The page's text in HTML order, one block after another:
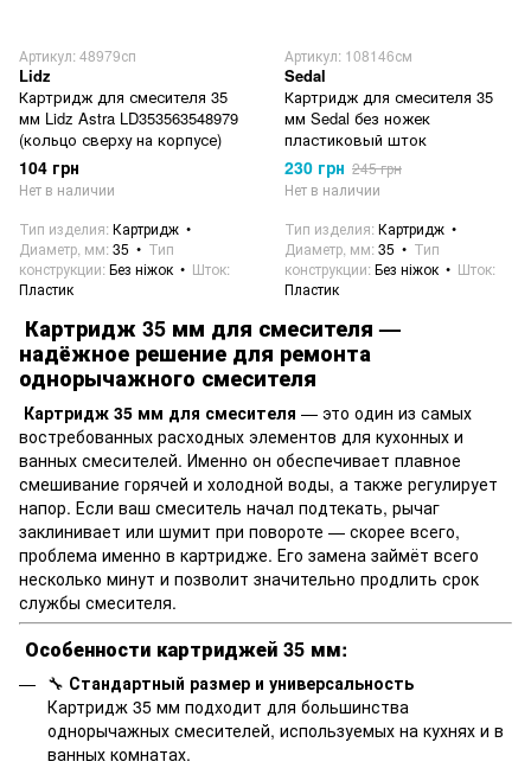
Артикул: 48979сп
Lidz
Картридж для смесителя 35
мм Lidz Astra LD353563548979
(кольцо сверху на корпусе)
104 грн
Нет в наличии
Тип изделия Картридж
Диаметр, мм 35
Тип
конструкции Без ніжок
Шток
Пластик
Артикул: 108146см
Sedal
Картридж для смесителя 35
мм Sedal без ножек
пластиковый шток
230 грн 245 грн
Нет в наличии
Тип изделия Картридж
Диаметр, мм 35
Тип
конструкции Без ніжок
Шток
Пластик
Картридж 35 мм для смесителя —
надёжное решение для ремонта
однорычажного смесителя
Картридж 35 мм для смесителя — это один из самых
востребованных расходных элементов для кухонных и
ванных смесителей. Именно он обеспечивает плавное
смешивание горячей и холодной воды, а также регулирует
напор. Если ваш смеситель начал подтекать, рычаг
заклинивает или шумит при повороте — скорее всего,
проблема именно в картридже. Его замена займёт всего
несколько минут и позволит значительно продлить срок
службы смесителя.
Особенности картриджей 35 мм:
🔧 Стандартный размер и универсальность
Картридж 35 мм подходит для большинства
однорычажных смесителей, используемых на кухнях и в
ванных комнатах.